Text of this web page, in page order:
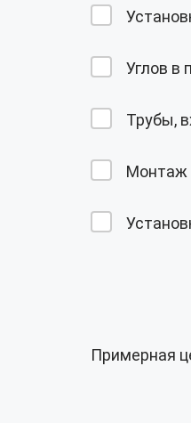
Углов в
Трубы,
Монтаж
Примерная